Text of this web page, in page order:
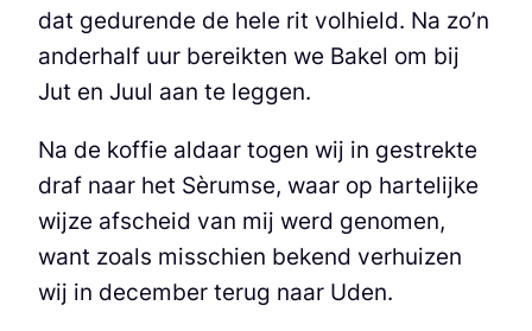
dat gedurende de hele rit volhield. Na zo’n
anderhalf uur bereikten we Bakel om bij
Jut en Juul aan te leggen.
Na de koffie aldaar togen wij in gestrekte
draf naar het Sèrumse, waar op hartelijke
wijze afscheid van mij werd genomen,
want zoals misschien bekend verhuizen
wij in december terug naar Uden.